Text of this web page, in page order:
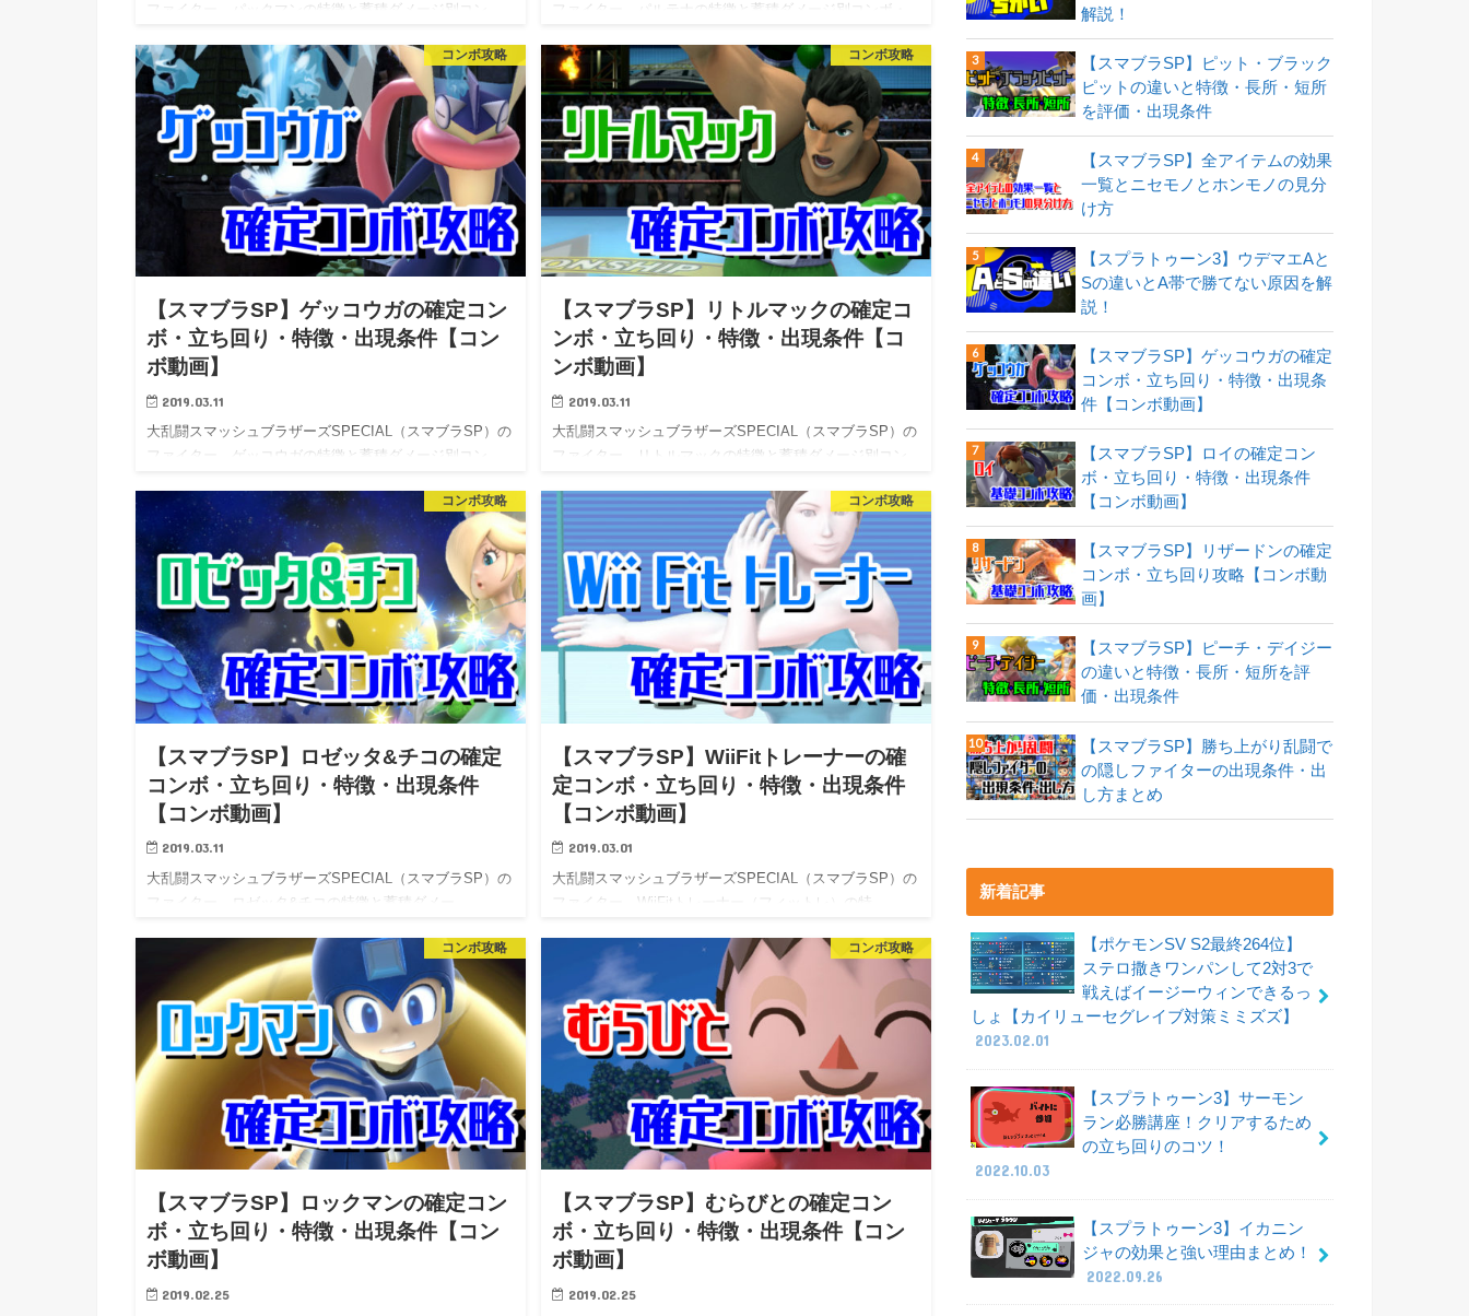
ファイター、パックマンの特徴と蓄積ダメージ別コン
ファイター、パルテナの特徴と蓄積ダメージ別コンボ・
コンボ攻略
【スマブラSP】ゲッコウガの確定コン
ボ・立ち回り・特徴・出現条件【コン
ボ動画】
2019.03.11
大乱闘スマッシュブラザーズSPECIAL（スマブラSP）の
ファイター、ゲッコウガの特徴と蓄積ダメージ別コン
コンボ攻略
【スマブラSP】リトルマックの確定コ
ンボ・立ち回り・特徴・出現条件【コ
ンボ動画】
2019.03.11
大乱闘スマッシュブラザーズSPECIAL（スマブラSP）の
ファイター、リトルマックの特徴と蓄積ダメージ別コン
コンボ攻略
【スマブラSP】ロゼッタ&チコの確定
コンボ・立ち回り・特徴・出現条件
【コンボ動画】
2019.03.11
大乱闘スマッシュブラザーズSPECIAL（スマブラSP）の
ファイター、ロゼッタ&チコの特徴と蓄積ダメー…
コンボ攻略
【スマブラSP】WiiFitトレーナーの確
定コンボ・立ち回り・特徴・出現条件
【コンボ動画】
2019.03.01
大乱闘スマッシュブラザーズSPECIAL（スマブラSP）の
ファイター、WiiFitトレーナー（フィットレ）の特…
コンボ攻略
【スマブラSP】ロックマンの確定コン
ボ・立ち回り・特徴・出現条件【コン
ボ動画】
2019.02.25
コンボ攻略
【スマブラSP】むらびとの確定コン
ボ・立ち回り・特徴・出現条件【コン
ボ動画】
2019.02.25
解説！
【スマブラSP】ピット・ブラック
ピットの違いと特徴・長所・短所
を評価・出現条件
【スマブラSP】全アイテムの効果
一覧とニセモノとホンモノの見分
け方
【スプラトゥーン3】ウデマエAと
Sの違いとA帯で勝てない原因を解
説！
【スマブラSP】ゲッコウガの確定
コンボ・立ち回り・特徴・出現条
件【コンボ動画】
【スマブラSP】ロイの確定コン
ボ・立ち回り・特徴・出現条件
【コンボ動画】
【スマブラSP】リザードンの確定
コンボ・立ち回り攻略【コンボ動
画】
【スマブラSP】ピーチ・デイジー
の違いと特徴・長所・短所を評
価・出現条件
【スマブラSP】勝ち上がり乱闘で
の隠しファイターの出現条件・出
し方まとめ
新着記事
【ポケモンSV S2最終264位】
ステロ撒きワンパンして2対3で
戦えばイージーウィンできるっ
しょ【カイリューセグレイブ対策ミミズズ】
2023.02.01
【スプラトゥーン3】サーモン
ラン必勝講座！クリアするため
の立ち回りのコツ！
2022.10.03
【スプラトゥーン3】イカニン
ジャの効果と強い理由まとめ！
2022.09.26